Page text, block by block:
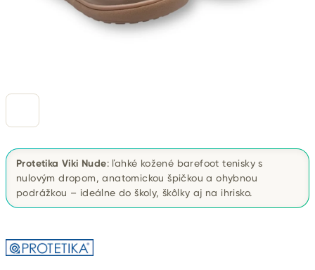
Protetika Viki Nude: ľahké kožené barefoot tenisky s
nulovým dropom, anatomickou špičkou a ohybnou
podrážkou – ideálne do školy, škôlky aj na ihrisko.